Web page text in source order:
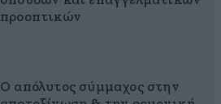
προοπτικών
Ο απόλυτος σύμμαχος στην